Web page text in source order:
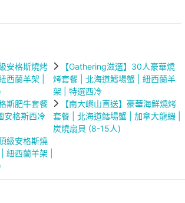
安格斯燒烤
西蘭羊架 |
【Gathering滋選】30人豪華燒
烤套餐 | 北海道鱈場蟹 | 紐西蘭羊
架 | 特選西冷
斯肥牛套餐
安格斯西冷
【南大嶼山直送】豪華海鮮燒烤
套餐 | 北海道鱈場蟹 | 加拿大龍蝦 |
炭燒扇貝 (8-15人)
級安格斯燒
紐西蘭羊架 |